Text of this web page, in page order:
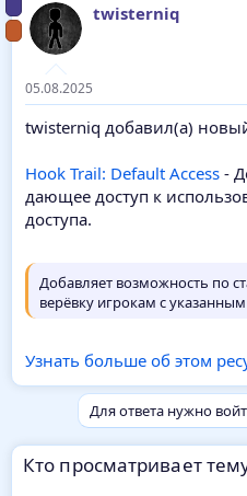
twisterniq
05.08.2025
twisterniq добавил(а)
Hook Trail: Default Access -
дающее доступ к
доступа.
Добавляет возможность по
верёвку игрокам с
Узнать больше об этом
Для ответа нужно
Кто просматривает